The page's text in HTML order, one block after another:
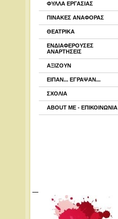
ΦΥΛΛΑ ΕΡΓΑΣΙΑΣ
ΠΙΝΑΚΕΣ ΑΝΑΦΟΡΑΣ
ΘΕΑΤΡΙΚΑ
ΕΝΔΙΑΦΕΡΟΥΣΕΣ
ΑΝΑΡΤΗΣΕΙΣ
ΑΞΙΖΟΥΝ
ΕΙΠΑΝ... ΕΓΡΑΨΑΝ...
ΣΧΟΛΙΑ
ABOUT ME - ΕΠΙΚΟΙΝΩΝΙΑ